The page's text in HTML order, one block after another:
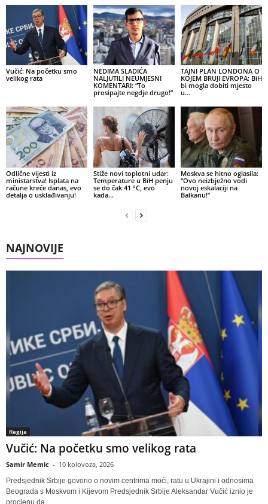
Vučić: Na početku smo
velikog rata
NEDIMA SLADIĆA
NALJUTILI NEUMJESNI
KOMENTARI: “To
prosipajte negdje drugo!”
TAJNI PLAN LONDONA O
KOJEM BRUJI EVROPA: BiH
bi mogla dobiti mjesto
u…
Odlične vijesti iz
ministarstva! Isplata na
račune kreće danas, evo
detalja o usklađivanju!
Stiže novi toplotni udar:
Temperature u BiH penju
se do čak 41 °C, evo
kada…
Moskva se hitno oglasila:
“Ovo neizbježno vodi
novoj eskalaciji na
Balkanu!”
NAJNOVIJE
Regija
Vučić: Na početku smo velikog rata
Samir Memic - 10 kolovoza, 2026
Predsjednik Srbije govorio o novim centrima moći, ratu u Ukrajini i odnosima
Beograda s Moskvom i Kijevom Predsjednik Srbije Aleksandar Vučić iznio je
procjenu da...